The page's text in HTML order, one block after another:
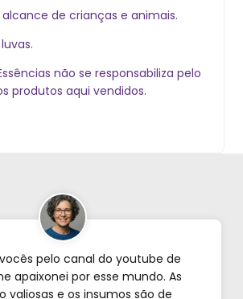
de crianças e animais.
não se responsabiliza pelo
produtos aqui vendidos.
pelo canal do youtube de
apaixonei por esse mundo. As
valiosas e os insumos são de